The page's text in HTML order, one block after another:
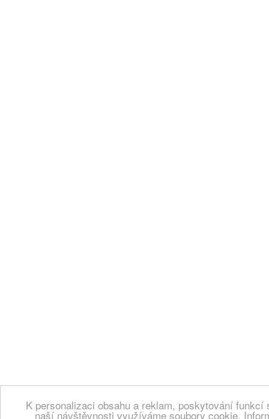
K personalizaci obsahu a reklam, poskytování
naší návštěvnosti využíváme soubory cookie.